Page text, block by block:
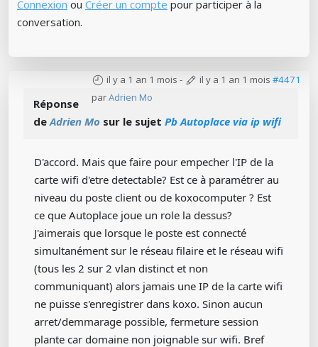
Connexion ou Créer un compte pour participer à la
conversation.
il y a 1 an 1 mois - il y a 1 an 1 mois #4471
parAdrien Mo
Réponse
deAdrien Mo sur le sujet Pb Autoplace via ip wifi
D'accord. Mais que faire pour empecher l'IP de la
carte wifi d'etre detectable? Est ce à paramétrer au
niveau du poste client ou de koxocomputer ? Est
ce que Autoplace joue un role la dessus?
J'aimerais que lorsque le poste est connecté
simultanément sur le réseau filaire et le réseau wifi
(tous les 2 sur 2 vlan distinct et non
communiquant) alors jamais une IP de la carte wifi
ne puisse s'enregistrer dans koxo. Sinon aucun
arret/demmarage possible, fermeture session
plante car domaine non joignable sur wifi. Bref